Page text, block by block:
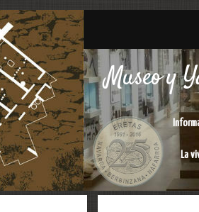
Museo y
La